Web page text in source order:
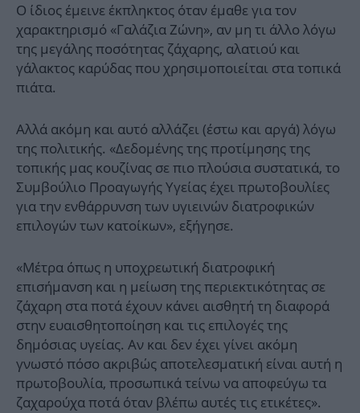
Ο ίδιος έμεινε έκπληκτος όταν έμαθε για τον
χαρακτηρισμό «Γαλάζια Ζώνη», αν μη τι άλλο λόγω
της μεγάλης ποσότητας ζάχαρης, αλατιού και
γάλακτος καρύδας που χρησιμοποιείται στα τοπικά
πιάτα.
Αλλά ακόμη και αυτό αλλάζει (έστω και αργά) λόγω
της πολιτικής. «Δεδομένης της προτίμησης της
τοπικής μας κουζίνας σε πιο πλούσια συστατικά, το
Συμβούλιο Προαγωγής Υγείας έχει πρωτοβουλίες
για την ενθάρρυνση των υγιεινών διατροφικών
επιλογών των κατοίκων», εξήγησε.
«Μέτρα όπως η υποχρεωτική διατροφική
επισήμανση και η μείωση της περιεκτικότητας σε
ζάχαρη στα ποτά έχουν κάνει αισθητή τη διαφορά
στην ευαισθητοποίηση και τις επιλογές της
δημόσιας υγείας. Αν και δεν έχει γίνει ακόμη
γνωστό πόσο ακριβώς αποτελεσματική είναι αυτή η
πρωτοβουλία, προσωπικά τείνω να αποφεύγω τα
ζαχαρούχα ποτά όταν βλέπω αυτές τις ετικέτες».